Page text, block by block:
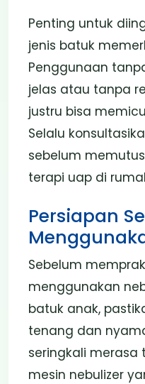
Penting untuk
jenis batuk
Penggunaan
jelas atau tanpa
justru bisa
Selalu
sebelum
terapi uap di
Persiapan
Sebelum
menggunakan
batuk anak,
tenang dan
seringkali
mesin nebulizer